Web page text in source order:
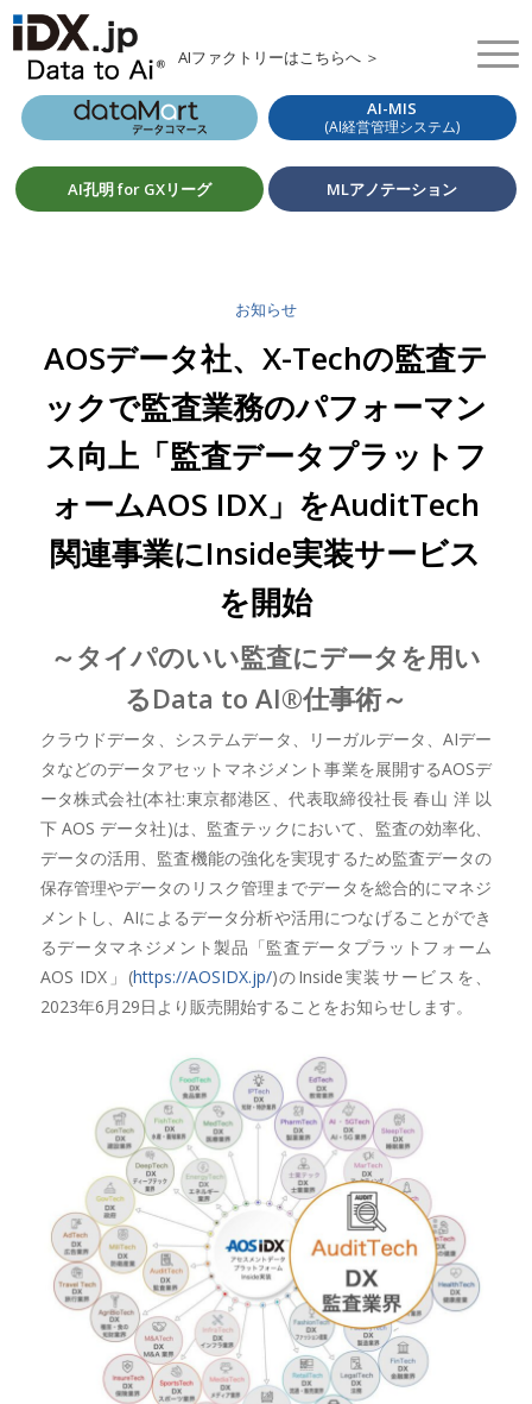
AIファクトリーはこちらへ ＞
AI-MIS
(AI経営管理システム)
AI孔明 for GXリーグ MLアノテーション
お知らせ
AOSデータ社、X-Techの監査テ
ックで監査業務のパフォーマン
ス向上「監査データプラットフ
ォームAOS IDX」をAuditTech
関連事業にInside実装サービス
を開始
～タイパのいい監査にデータを用い
るData to AI®仕事術～
クラウドデータ、システムデータ、リーガルデータ、AIデー
タなどのデータアセットマネジメント事業を展開するAOSデ
ータ株式会社(本社:東京都港区、代表取締役社長 春山 洋 以
下 AOS データ社)は、監査テックにおいて、監査の効率化、
データの活用、監査機能の強化を実現するため監査データの
保存管理やデータのリスク管理までデータを総合的にマネジ
メントし、AIによるデータ分析や活用につなげることができ
るデータマネジメント製品「監査データプラットフォーム
AOS IDX」(https://AOSIDX.jp/)のInside実装サービスを、
2023年6月29日より販売開始することをお知らせします。